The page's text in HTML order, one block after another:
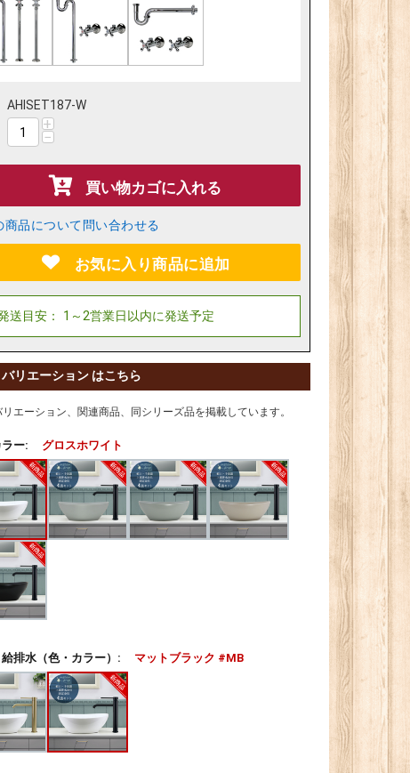
AHISET187-W
+
−
買い物カゴに入れる
商品について問い合わせる
お気に入り商品に追加
リエーション はこちら
エーション、関連商品、同シリーズ品を掲載しています。
ー: グロスホワイト
排水（色・カラー）: マットブラック #MB